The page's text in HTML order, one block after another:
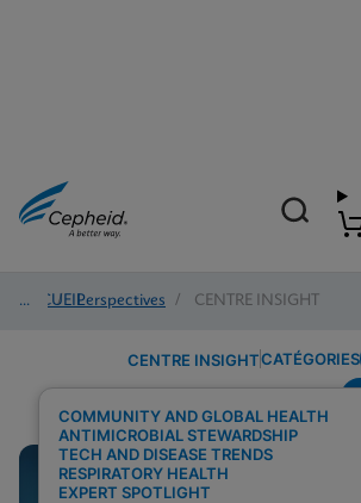
ACCUEIL
/ Perspectives / CENTRE INSIGHT
CENTRE INSIGHTCATÉGORIES
COMMUNITY AND GLOBAL HEALTH
ANTIMICROBIAL STEWARDSHIP
TECH AND DISEASE TRENDS
RESPIRATORY HEALTH
EXPERT SPOTLIGHT